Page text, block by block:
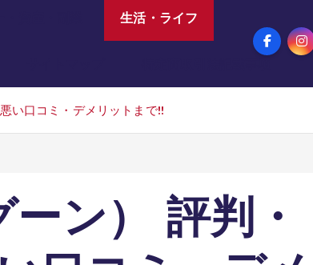
生活・ライフ
い口コミ・デメリットまで!!
ン） 評判・